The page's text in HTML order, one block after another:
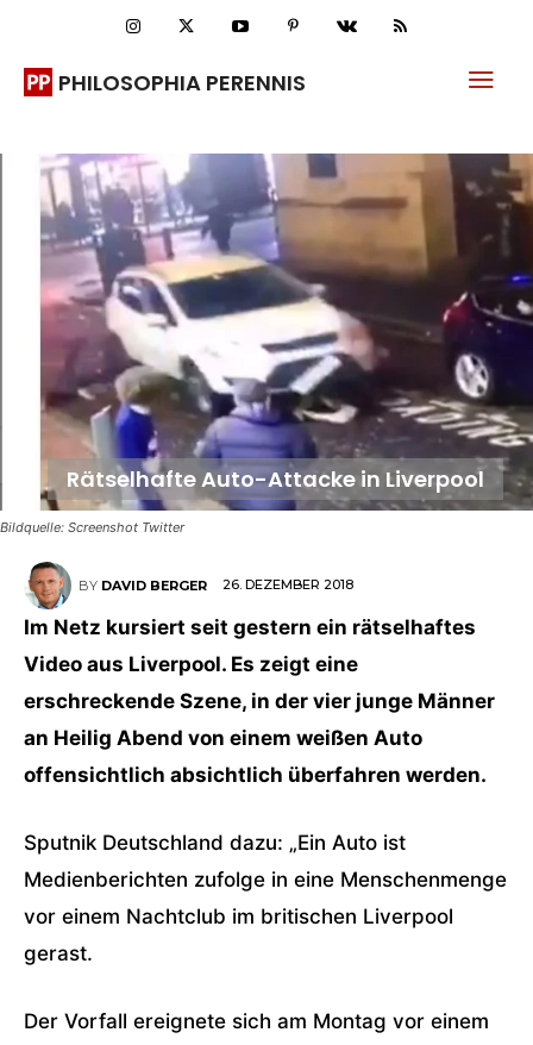
PHILOSOPHIA PERENNIS
Bildquelle: Screenshot Twitter
Rätselhafte Auto-Attacke in Liverpool
BY DAVID BERGER 26. DEZEMBER 2018
Im Netz kursiert seit gestern ein rätselhaftes
Video aus Liverpool. Es zeigt eine
erschreckende Szene, in der vier junge Männer
an Heilig Abend von einem weißen Auto
offensichtlich absichtlich überfahren werden.
Sputnik Deutschland dazu: „Ein Auto ist
Medienberichten zufolge in eine Menschenmenge
vor einem Nachtclub im britischen Liverpool
gerast.
Der Vorfall ereignete sich am Montag vor einem